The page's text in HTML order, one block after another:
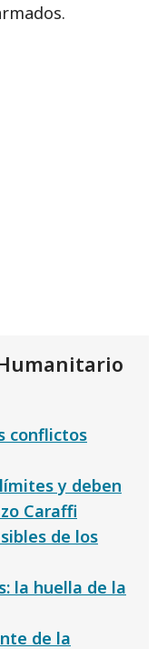
conflictos
y deben
Caraffi
de los
la huella de la
de la